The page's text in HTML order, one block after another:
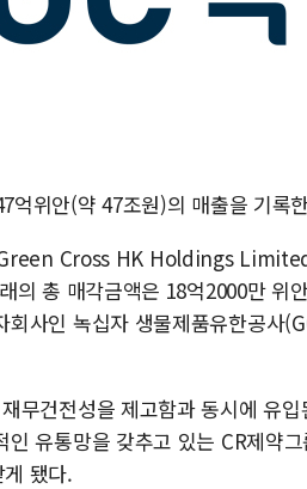
억위안(약 47조원)의 매출을 기록
Cross HK Holdings
의 총 매각금액은 18억2000만 위
사인 녹십자 생물제품유한공사
무건전성을 제고함과 동시에 유
유통망을 갖추고 있는 CR제약
됐다.